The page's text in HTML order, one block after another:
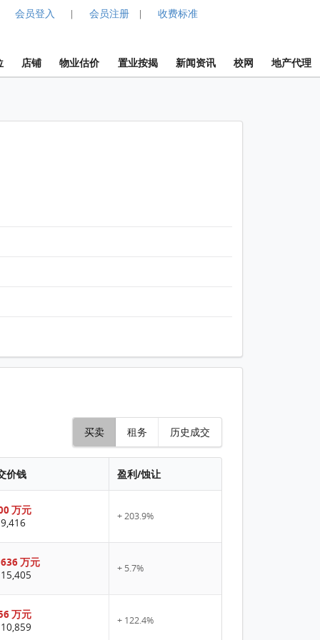
会员登入 | 会员注册 | 收费标准
店铺 物业估价 置业按揭 新闻资讯 校网 地产代理
买卖 租务 历史成交
价钱 盈利/蚀让
万元 + 203.9%
万元 + 5.7%
万元 + 122.4%